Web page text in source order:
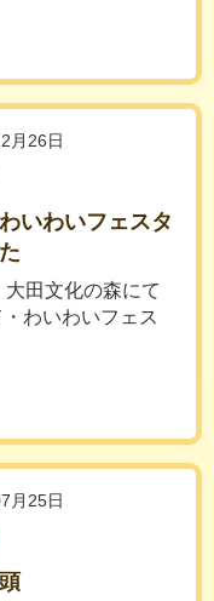
月26日
いわいフェスタ
田文化の森にて
・わいわいフェス
月25日